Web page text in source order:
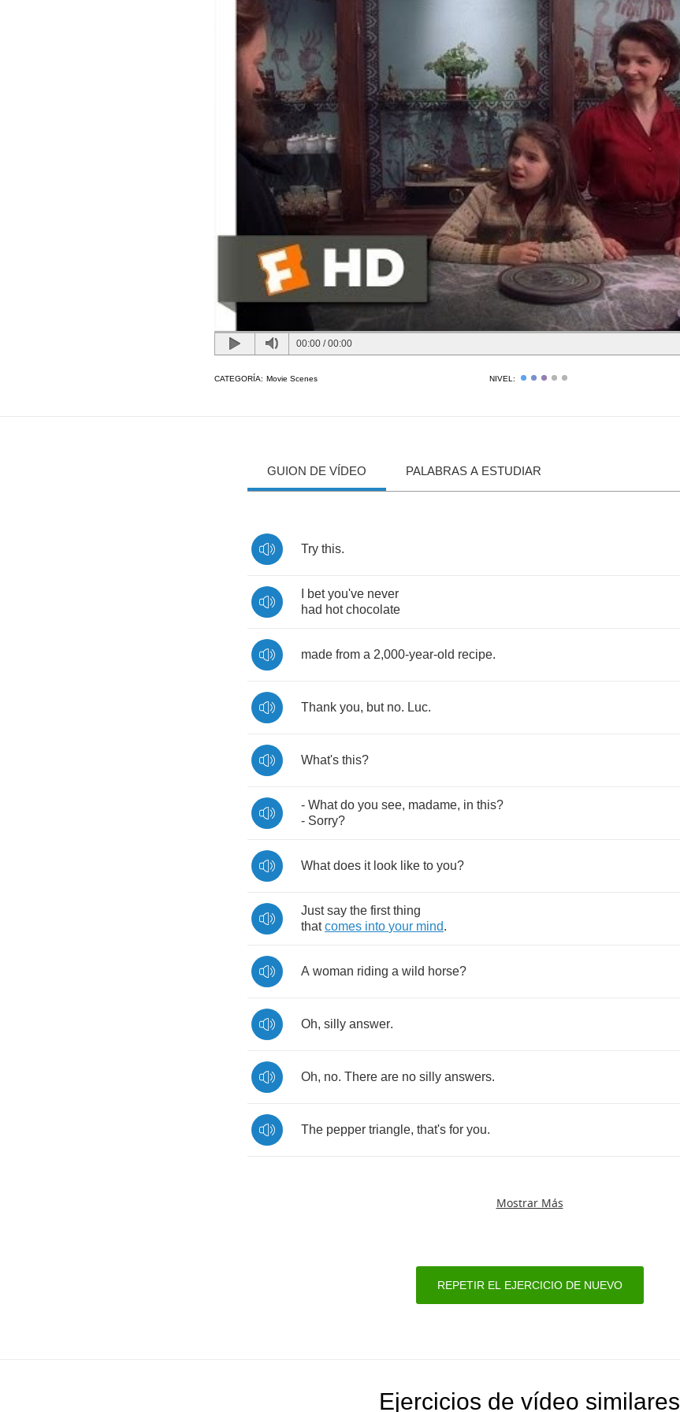
00:00 /00:00
CATEGORÍA: Movie Scenes NIVEL:
GUION DE VÍDEO PALABRAS A ESTUDIAR
Try this.
bet you've never
had hot chocolate
made from a 2,000-year-old recipe.
Thank you, but no. Luc.
What's this?
- What do you see, madame, in this?
- Sorry?
What does it look like to you?
Just say the first thing
that comes into your mind.
A woman riding a wild horse?
Oh, silly answer.
Oh, no. There are no silly answers.
The pepper triangle, that's for you.
Mostrar Más
REPETIR EL EJERCICIO DE NUEVO
Ejercicios de vídeo similares